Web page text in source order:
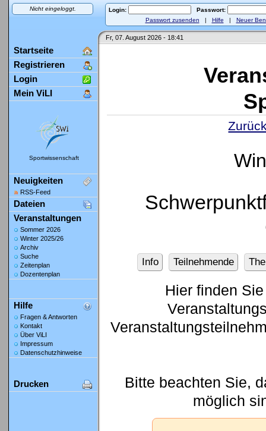
Nicht eingeloggt. Login:
Passwort:
Passwort zusenden | Hilfe | Neuer
Fr, 07. August 2026 - 18:41
Startseite
Registrieren
Login
Mein ViLI
Sportwissenschaft
Neuigkeiten
RSS-Feed
Dateien
Veranstaltungen
Sommer 2026
Winter 2025/26
Archiv
Suche
Zeitenplan
Dozentenplan
Hilfe
Fragen & Antworten
Kontakt
Über ViLI
Impressum
Datenschutzhinweise
Drucken
Info Teilnehmende
Hier finden
Bitte beachten Sie,
möglich